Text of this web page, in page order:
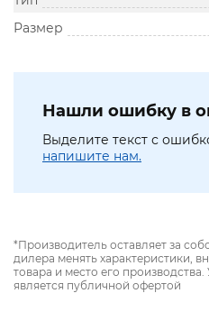
Размер
Нашли ошибку в
Выделите текст с
напишите нам.
*Производитель оставляет за
дилера менять характеристики,
товара и место его
является публичной офертой